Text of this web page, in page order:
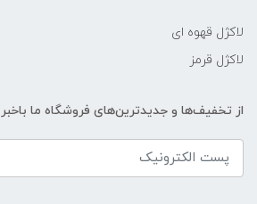
لاکژل قهوه ای
لاکژل قرمز
از تخفیف‌ها و جدیدترین‌های فروشگاه ما